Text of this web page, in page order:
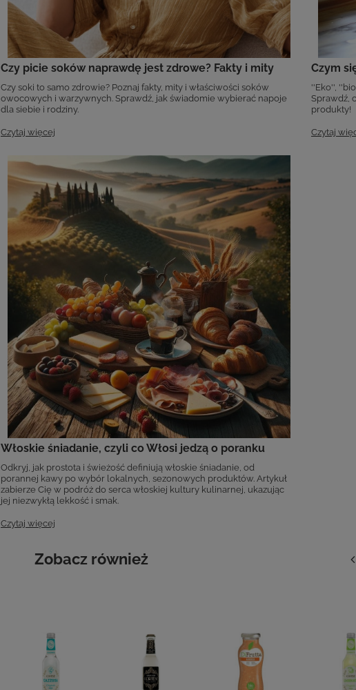
Czy picie soków naprawdę jest zdrowe? Fakty i mity
Czy soki to samo zdrowie? Poznaj fakty, mity i właściwości soków
owocowych i warzywnych. Sprawdź, jak świadomie wybierać napoje
dla siebie i rodziny.
Czytaj więcej
Czym
''Eko'',
Sprawdź,
produkty!
Czytaj
Włoskie śniadanie, czyli co Włosi jedzą o poranku
Odkryj, jak prostota i świeżość definiują włoskie śniadanie, od
porannej kawy po wybór lokalnych, sezonowych produktów. Artykuł
zabierze Cię w podróż do serca włoskiej kultury kulinarnej, ukazując
jej niezwykłą lekkość i smak.
Czytaj więcej
Zobacz również